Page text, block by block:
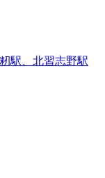
駅、北習志野駅